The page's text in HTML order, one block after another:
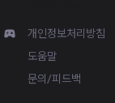
개인정보처리방침
도움말
문의/피드백